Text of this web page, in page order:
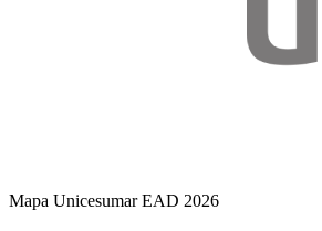
Mapa Unicesumar EAD 2026